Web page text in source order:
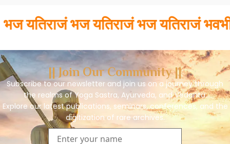
भज यतिराजं भज यतिराजं भवभीरो
|| Join Our Community ||
Subscribe to our newsletter and join us on a journey through
the realms of Yoga Sastra, Ayurveda, and Vedanta.
Explore our latest publications, seminars, conferences, and the
digitization of rare archives.